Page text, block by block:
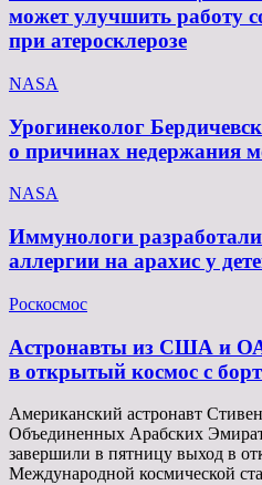
может улучшить работу
при атеросклерозе
NASA
Урогинеколог
о причинах недержания
NASA
Иммунологи
аллергии на арахис у
Роскосмос
Астронавты из США и
в открытый космос с
Американский астронавт
Объединенных Арабских
завершили в пятницу выход в
Международной космической